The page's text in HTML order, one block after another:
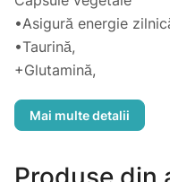
•Asigură energie
•Taurină,
+Glutamină,
+probiotice,
+guarana.